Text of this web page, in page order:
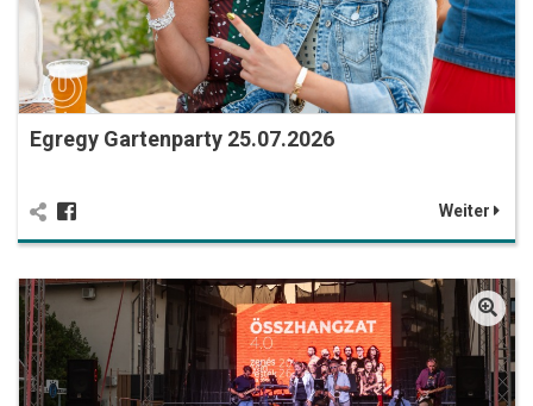
Egregy Gartenparty 25.07.2026
Weiter